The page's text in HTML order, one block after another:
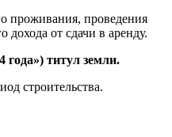
проживания, проведения
дохода от сдачи в аренду.
года») титул земли.
строительства.